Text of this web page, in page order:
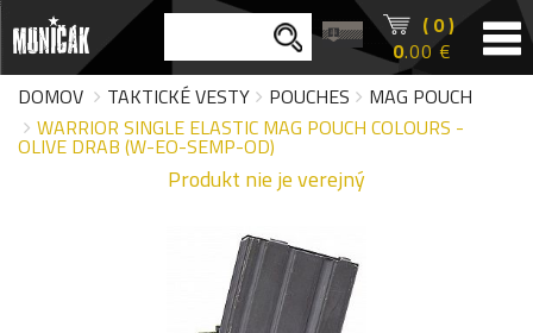
( 0 )
0.00 €
DOMOV
TAKTICKÉ VESTY POUCHES
MAG POUCH
WARRIOR SINGLE ELASTIC MAG POUCH COLOURS -
OLIVE DRAB (W-EO-SEMP-OD)
Produkt nie je verejný